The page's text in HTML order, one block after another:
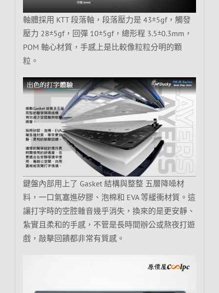
軸體採用 KTT 段落軸，段落壓力是 43±5gf，觸發
壓力 28±5gf，回彈 10±5gf，總形程 3.5±0.3mm，
POM 軸心材質，手感上是比較像粒粒分明的顆
粒。
鍵盤內部用上了 Gasket 結構與整整 五層降噪材
料，一口氣塞進矽膠、泡棉和 EVA 等緩衝材質。這
讓打字時的空腔雜音幾乎消失，換來的是更安靜、
紮實且柔和的手感，不管是長時間辦公或熬夜打遊
戲，敲擊回饋都非常有質感。